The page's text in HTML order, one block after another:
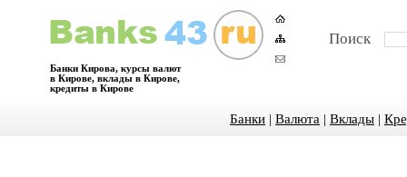
Банки Кирова, курсы валют
в Кирове, вклады в Кирове,
кредиты в Кирове
Поиск
Банки | Валюта | Вклады |